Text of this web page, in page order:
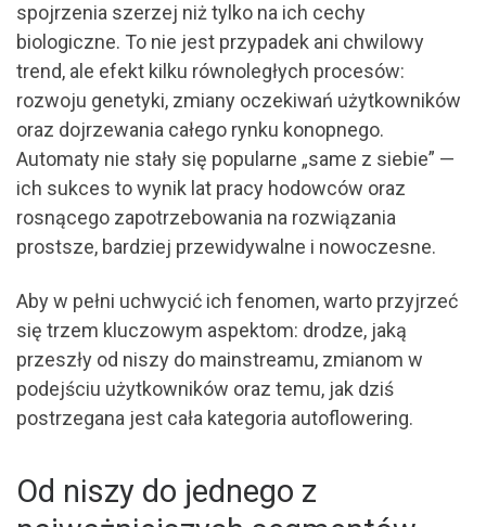
spojrzenia szerzej niż tylko na ich cechy
biologiczne. To nie jest przypadek ani chwilowy
trend, ale efekt kilku równoległych procesów:
rozwoju genetyki, zmiany oczekiwań użytkowników
oraz dojrzewania całego rynku konopnego.
Automaty nie stały się popularne „same z siebie” —
ich sukces to wynik lat pracy hodowców oraz
rosnącego zapotrzebowania na rozwiązania
prostsze, bardziej przewidywalne i nowoczesne.
Aby w pełni uchwycić ich fenomen, warto przyjrzeć
się trzem kluczowym aspektom: drodze, jaką
przeszły od niszy do mainstreamu, zmianom w
podejściu użytkowników oraz temu, jak dziś
postrzegana jest cała kategoria autoflowering.
Od niszy do jednego z